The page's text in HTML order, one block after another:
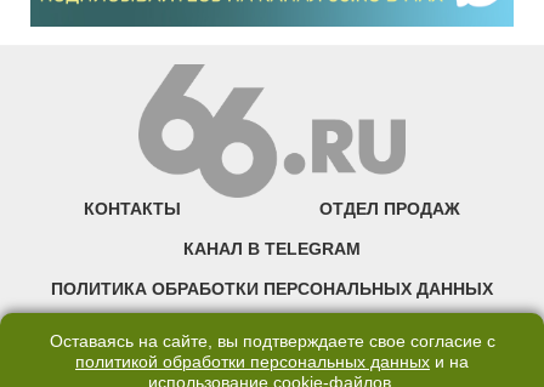
КОНТАКТЫ ОТДЕЛ ПРОДАЖ
КАНАЛ В TELEGRAM
ПОЛИТИКА ОБРАБОТКИ ПЕРСОНАЛЬНЫХ ДАННЫХ
Оставаясь на сайте, вы подтверждаете свое согласие с
политикой обработки персональных данных и на
использование cookie-файлов